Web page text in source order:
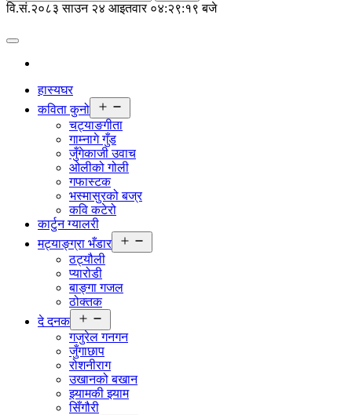
वि.सं.२०८३ साउन २४ आइतवार ०४:२९:२१ बजे
हास्यघर
कविता कुनो
menu
चट्याङगीता
गाम्नागे गुँड
जुँगेकाजी उवाच
ओलीको गोली
गफास्टक
भस्मासुरको बज्र
कवि कटेरो
कार्टुन ग्यालरी
मट्याङ्ग्रा भँडार
menu
ठट्यौली
प्यारोडी
बाङ्गा गजल
ठोक्तक
दे दनक
menu
गजुरेल गनगन
जुँगाछाप
रोशनीराग
उखानको बखान
झ्यामकी झ्याम
सिँगौरी